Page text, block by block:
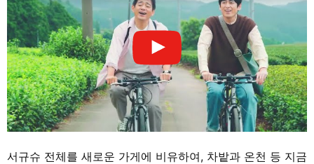
서규슈 전체를 새로운 가게에 비유하여, 차밭과 온천 등 지금